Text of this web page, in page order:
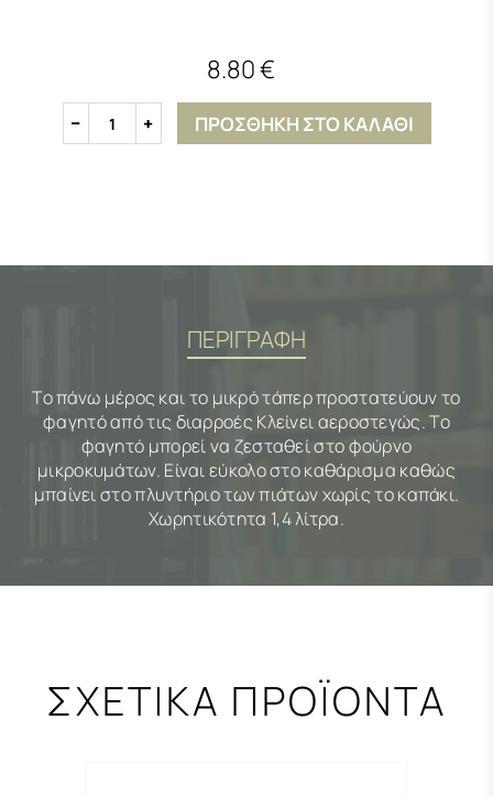
8.80 €
1 ΠΡΟΣΘΗΚΗ ΣΤΟ ΚΑΛΑΘΙ
ΠΕΡΙΓΡΑΦΗ
Το πάνω μέρος και το μικρό τάπερ προστατεύουν το
φαγητό από τις διαρροές Κλείνει αεροστεγώς. Το
φαγητό μπορεί να ζεσταθεί στο φούρνο
μικροκυμάτων. Είναι εύκολο στο καθάρισμα καθώς
μπαίνει στο πλυντήριο των πιάτων χωρίς το καπάκι.
Χωρητικότητα 1,4 λίτρα.
ΣΧΕΤΙΚΑ ΠΡΟΪΟΝΤΑ